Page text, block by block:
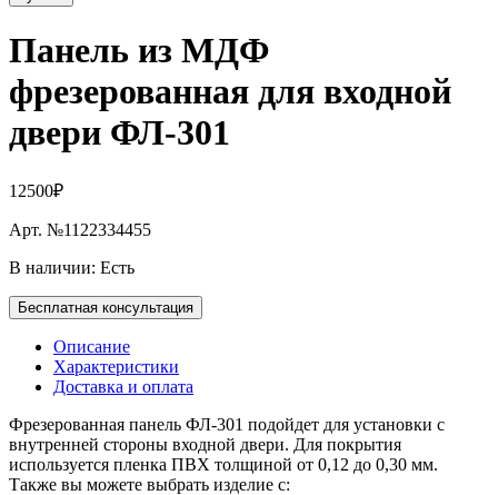
Панель из МДФ
фрезерованная для входной
двери ФЛ-301
12500₽
Арт. №1122334455
В наличии: Есть
Бесплатная консультация
Описание
Характеристики
Доставка и оплата
Фрезерованная панель ФЛ-301 подойдет для установки с
внутренней стороны входной двери. Для покрытия
используется пленка ПВХ толщиной от 0,12 до 0,30 мм.
Также вы можете выбрать изделие с: